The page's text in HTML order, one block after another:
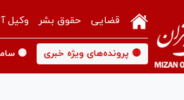
قضایی حقوق بشر وکیل
🟡 پرونده‌های ویژه خبری 🟡